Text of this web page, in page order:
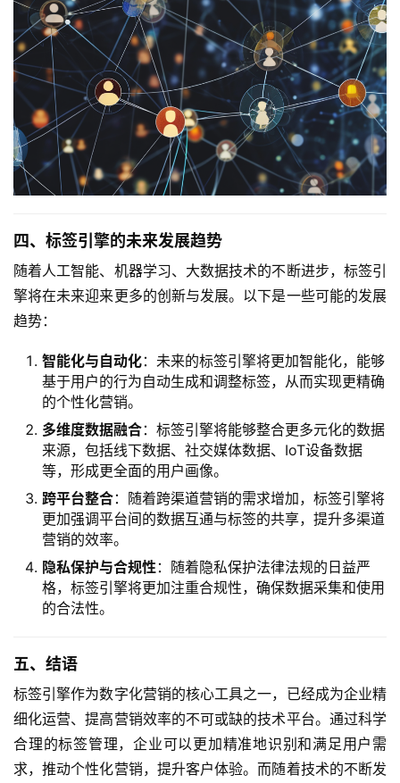
四、标签引擎的未来发展趋势
随着人工智能、机器学习、大数据技术的不断进步，标签引
擎将在未来迎来更多的创新与发展。以下是一些可能的发展
趋势：
智能化与自动化：未来的标签引擎将更加智能化，能够
基于用户的行为自动生成和调整标签，从而实现更精确
的个性化营销。
多维度数据融合：标签引擎将能够整合更多元化的数据
来源，包括线下数据、社交媒体数据、IoT设备数据
等，形成更全面的用户画像。
跨平台整合：随着跨渠道营销的需求增加，标签引擎将
更加强调平台间的数据互通与标签的共享，提升多渠道
营销的效率。
隐私保护与合规性 ：随着隐私保护法律法规的日益严
格，标签引擎将更加注重合规性，确保数据采集和使用
的合法性。
五、结语
标签引擎作为数字化营销的核心工具之一，已经成为企业精
细化运营、提高营销效率的不可或缺的技术平台。通过科学
合理的标签管理，企业可以更加精准地识别和满足用户需
求，推动个性化营销，提升客户体验。而随着技术的不断发